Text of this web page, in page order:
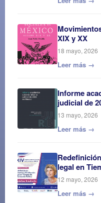
XIX y XX
18 mayo, 2026
Leer más →
Informe
judicial de
13 mayo, 2026
Leer más →
legal en
12 mayo, 2026
Leer más →